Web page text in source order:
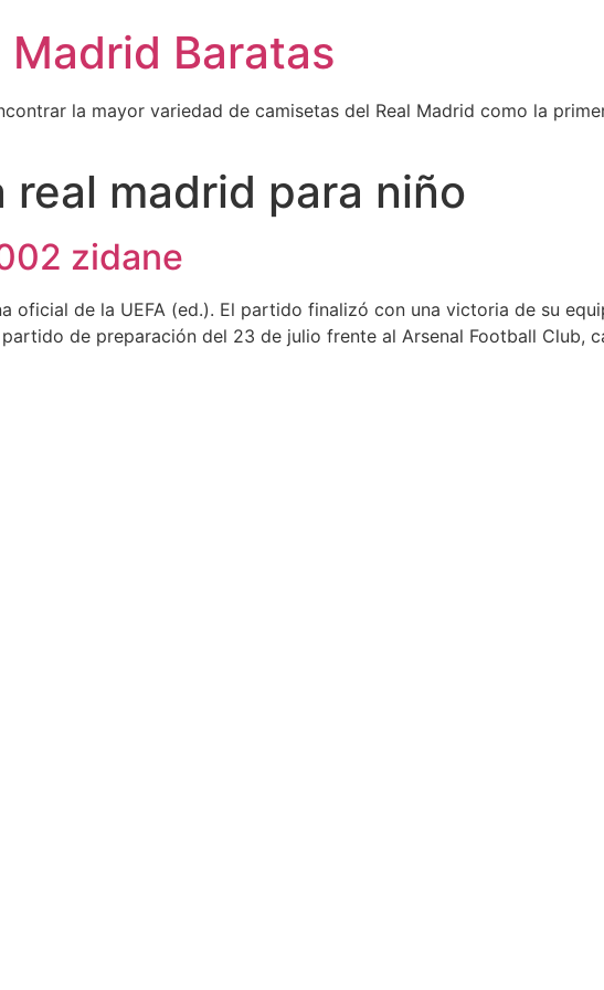
Madrid Baratas
la mayor variedad de camisetas del Real Madrid como la
real madrid para niño
zidane
oficial de la UEFA (ed.). El partido finalizó con una victoria de su
de preparación del 23 de julio frente al Arsenal Football Club,